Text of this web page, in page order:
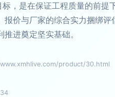
标，是在保证工程质量的前
报价与厂家的综合实力捆绑
进奠定坚实基础。
product/30.html